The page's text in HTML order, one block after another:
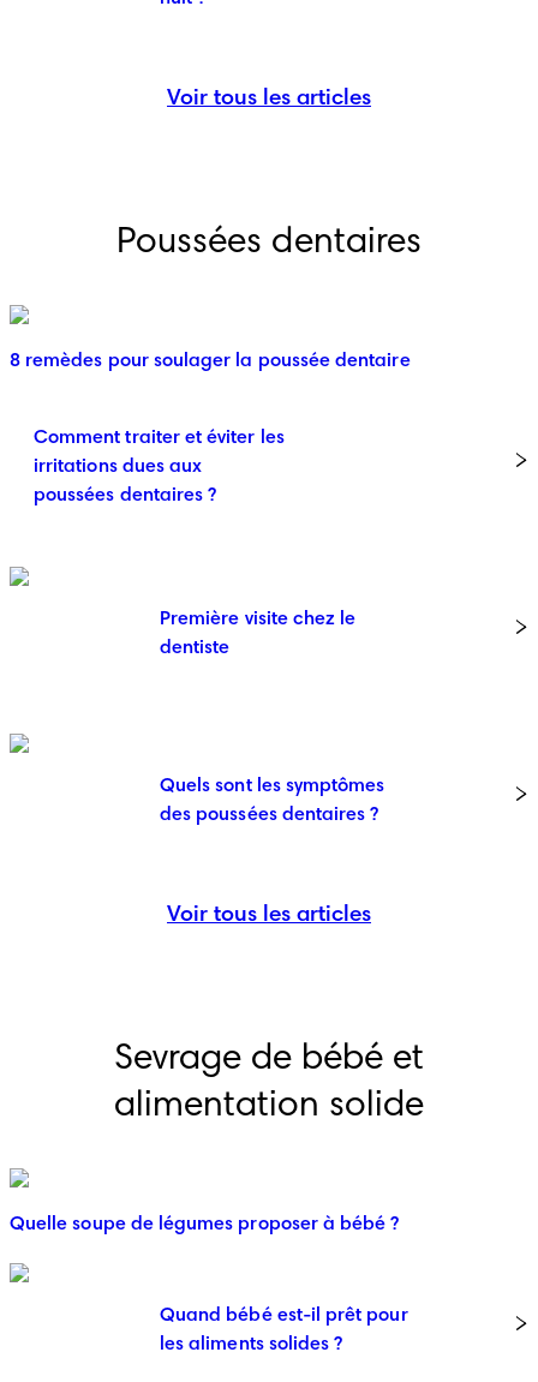
Voir tous les articles
Poussées dentaires
8 remèdes pour soulager la poussée dentaire
Comment traiter et éviter les
irritations dues aux
poussées dentaires ?
Première visite chez le
dentiste
Quels sont les symptômes
des poussées dentaires ?
Voir tous les articles
Sevrage de bébé et
alimentation solide
Quelle soupe de légumes proposer à bébé ?
Quand bébé est-il prêt pour
les aliments solides ?